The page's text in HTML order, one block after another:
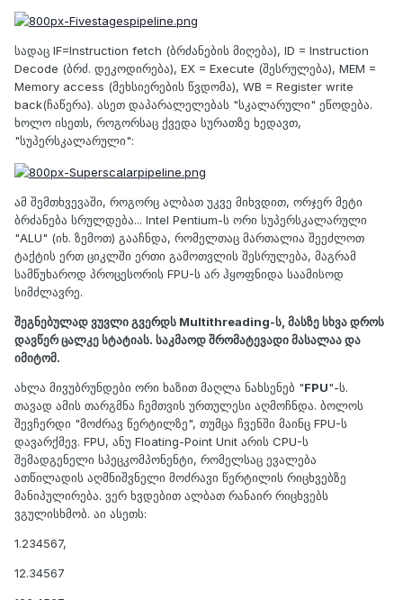
სადაც IF=Instruction fetch (ბრძანების მიღება), ID = Instruction
Decode (ბრძ. დეკოდირება), EX = Execute (შესრულება), MEM =
Memory access (მეხსიერების წვდომა), WB = Register write
back(ჩაწერა). ასეთ დაპარალელებას "სკალარული" ეწოდება.
ხოლო ისეთს, როგორსაც ქვედა სურათზე ხედავთ,
"სუპერსკალარული":
ამ შემთხვევაში, როგორც ალბათ უკვე მიხვდით, ორჯერ მეტი
ბრძანება სრულდება... Intel Pentium-ს ორი სუპერსკალარული
"ALU" (იხ. ზემოთ) გააჩნდა, რომელთაც მართალია შეეძლოთ
ტაქტის ერთ ციკლში ერთი გამოთვლის შესრულება, მაგრამ
სამწუხაროდ პროცესორის FPU-ს არ ჰყოფნიდა საამისოდ
სიმძლავრე.
შეგნებულად ვუვლი გვერდს Multithreading-ს, მასზე სხვა დროს
დავწერ ცალკე სტატიას. საკმაოდ შრომატევადი მასალაა და
იმიტომ.
ახლა მივუბრუნდები ორი ხაზით მაღლა ნახსენებ "FPU"-ს.
თავად ამის თარგმნა ჩემთვის ურთულესი აღმოჩნდა. ბოლოს
შევჩერდი "მოძრავ წერტილზე", თუმცა ჩვენში მაინც FPU-ს
დავარქმევ. FPU, ანუ Floating-Point Unit არის CPU-ს
შემადგენელი სპეცკომპონენტი, რომელსაც ევალება
ათწილადის აღმნიშვნელი მოძრავი წერტილის რიცხვებზე
მანიპულირება. ვერ ხვდებით ალბათ რანაირ რიცხვებს
ვგულისხმობ. აი ასეთს:
1.234567,
12.34567